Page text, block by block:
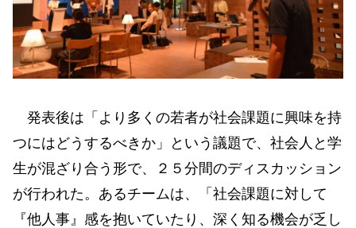
発表後は「より多くの若者が社会課題に興味を持
つにはどうするべきか」という議題で、社会人と学
生が混ざり合う形で、２５分間のディスカッション
が行われた。あるチームは、「社会課題に対して
『他人事』感を抱いていたり、深く知る機会が乏し